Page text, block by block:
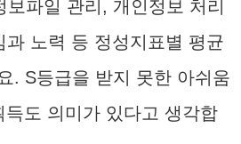
보파일 관리, 개인정보 처리
과 노력 등 정성지표별 평균
. S등급을 받지 못한 아쉬움
도 의미가 있다고 생각합